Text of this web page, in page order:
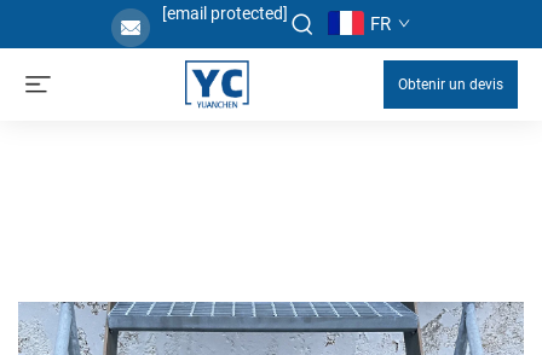
[email protected] FR
Obtenir un devis